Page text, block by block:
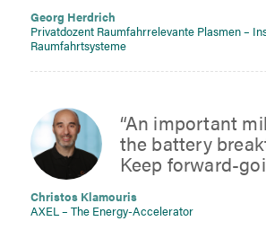
Georg Herdrich
Privatdozent Raumfahrrelevante Plasmen–
Raumfahrtsysteme
“An important
the battery
Keep forward-
Christos Klamouris
AXEL – The Energy-Accelerator